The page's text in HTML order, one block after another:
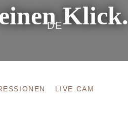
DE Klick.
LIVE CAM